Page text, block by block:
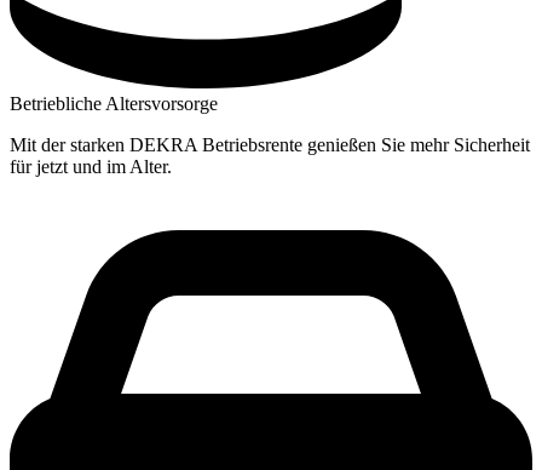
Betriebliche Altersvorsorge
Mit der starken DEKRA Betriebsrente genießen Sie mehr Sicherheit
für jetzt und im Alter.